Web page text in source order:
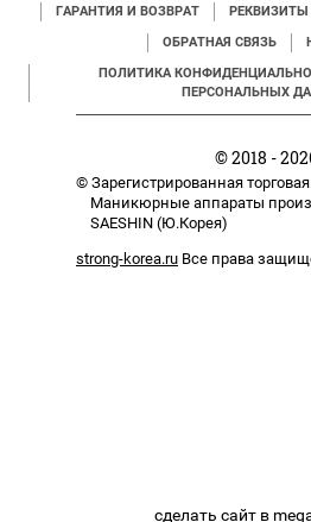
ГАРАНТИЯ И ВОЗВРАТ
ОБРАТНАЯ СВЯЗЬ
ПОЛИТИКА
ПЕРСОНАЛЬНЫХ
© 2018 -
© Зарегистрированная
Маникюрные аппараты
SAESHIN (Ю.Корея)
strong-korea.ru Все права
сделать сайтв